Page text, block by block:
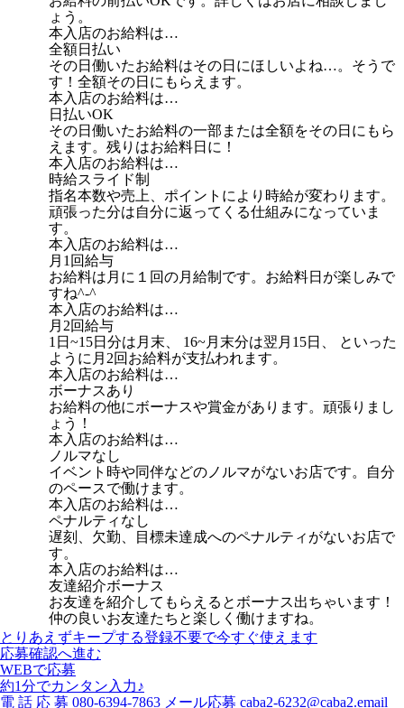
ょう。
本入店のお給料は…
全額日払い
その日働いたお給料はその日にほしいよね…。そうで
す！全額その日にもらえます。
本入店のお給料は…
日払いOK
その日働いたお給料の一部または全額をその日にもら
えます。残りはお給料日に！
本入店のお給料は…
時給スライド制
指名本数や売上、ポイントにより時給が変わります。
頑張った分は自分に返ってくる仕組みになっていま
す。
本入店のお給料は…
月1回給与
お給料は月に１回の月給制です。お給料日が楽しみで
すね^-^
本入店のお給料は…
月2回給与
1日~15日分は月末、 16~月末分は翌月15日、 といった
ように月2回お給料が支払われます。
本入店のお給料は…
ボーナスあり
お給料の他にボーナスや賞金があります。頑張りまし
ょう！
本入店のお給料は…
ノルマなし
イベント時や同伴などのノルマがないお店です。自分
のペースで働けます。
本入店のお給料は…
ペナルティなし
遅刻、欠勤、目標未達成へのペナルティがないお店で
す。
本入店のお給料は…
友達紹介ボーナス
お友達を紹介してもらえるとボーナス出ちゃいます！
仲の良いお友達たちと楽しく働けますね。
とりあえずキープする登録不要で今すぐ使えます
応募確認へ進む
WEBで応募
約1分でカンタン入力♪
電 話 応 募 080-6394-7863 メール応募 caba2-6232@caba2.email